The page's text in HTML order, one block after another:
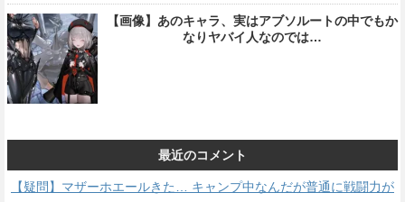
【画像】あのキャラ、実はアブソルートの中でもか
なりヤバイ人なのでは…
最近のコメント
【疑問】マザーホエールきた… キャンプ中なんだが普通に戦闘力が